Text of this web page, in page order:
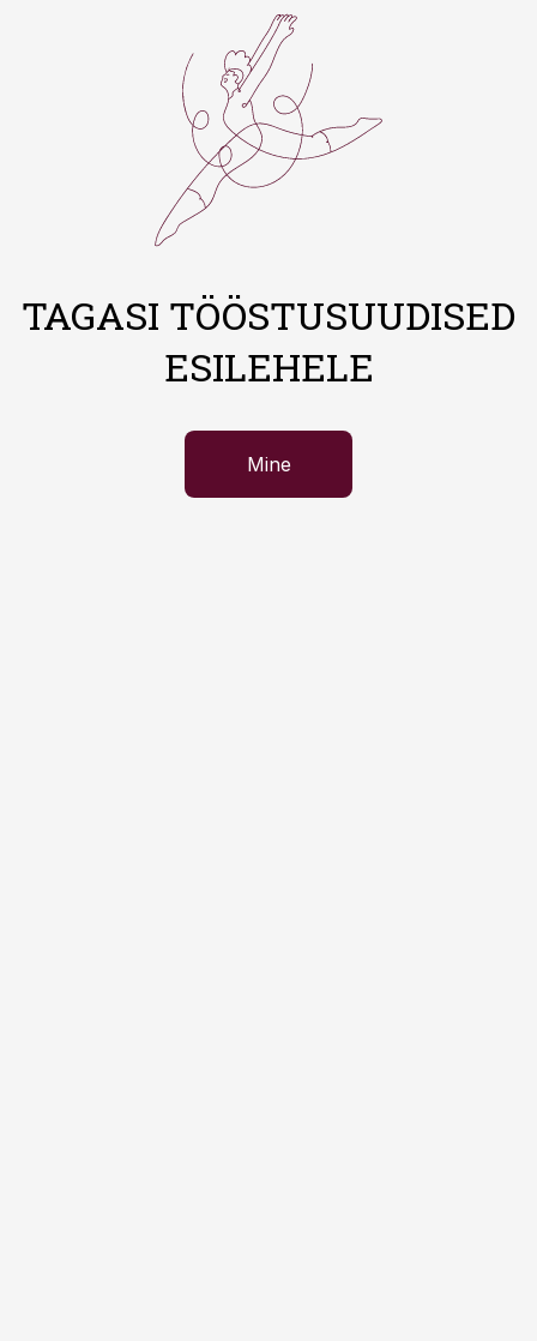
TAGASI TÖÖSTUSUUDISED
ESILEHELE
Mine